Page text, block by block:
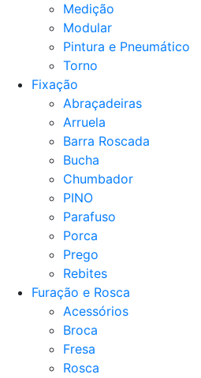
Medição
Modular
Pintura e Pneumático
Torno
Fixação
Abraçadeiras
Arruela
Barra Roscada
Bucha
Chumbador
PINO
Parafuso
Porca
Prego
Rebites
Furação e Rosca
Acessórios
Broca
Fresa
Rosca